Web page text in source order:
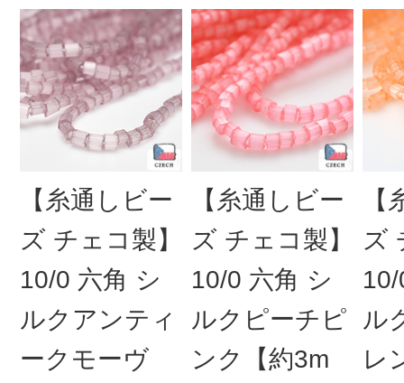
【糸通しビー
ズ チェコ製】
10/0 六角 シ
ルクアンティ
ークモーヴ
【糸通しビー
ズ チェコ製】
10/0 六角 シ
ルクピーチピ
ンク【約3m
ズ
ル
レ